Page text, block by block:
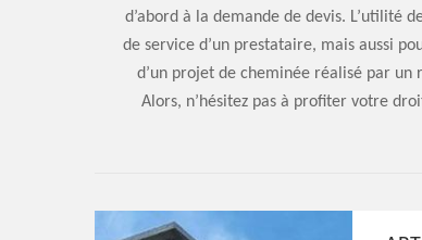
d’abord à la demande de devis. L’utilité
de service d’un prestataire, mais aussi
d’un projet de cheminée réalisé par
Alors, n’hésitez pas à profiter votre